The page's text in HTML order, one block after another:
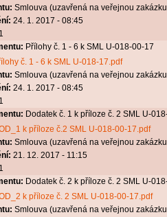
Smlouva (uzavřená na veřejnou
24. 1. 2017 - 08:45
1
Přílohy č. 1 - 6 k SML U-018-00-17
č. 1 - 6 k SML U-018-17.pdf
Smlouva (uzavřená na veřejnou
24. 1. 2017 - 08:45
1
Dodatek č. 1 k příloze č. 2 SML U-
k příloze č.2 SML U-018-00-17.pdf
Smlouva (uzavřená na veřejnou
21. 12. 2017 - 11:15
1
Dodatek č. 2 k příloze č. 2 SML U-
k příloze č. 2 SML U-018-00-17.pdf
Smlouva (uzavřená na veřejnou